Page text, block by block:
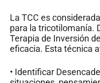
La TCC es
para la tricotilomanía.
Terapia de Inversión
eficacia. Esta técnica
• Identificar